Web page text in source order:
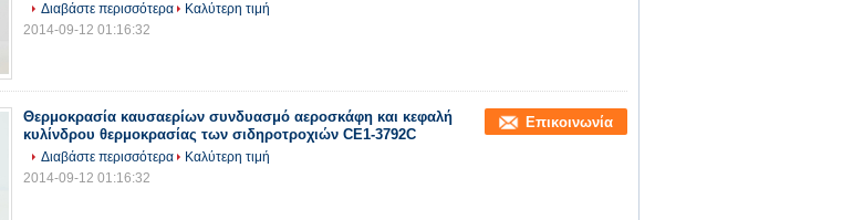
Διαβάστε περισσότερα
Καλύτερη τιμή
2014-09-12 01:16:32
Θερμοκρασία καυσαερίων συνδυασμό αεροσκάφη και κεφαλή
κυλίνδρου θερμοκρασίας των σιδηροτροχιών CE1-3792C
Επικοινωνία
Διαβάστε περισσότερα
Καλύτερη τιμή
2014-09-12 01:16:32